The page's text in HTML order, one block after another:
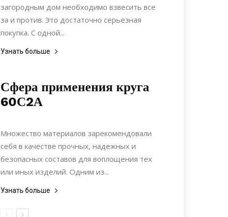
загородным дом необходимо взвесить все
за и против. Это достаточно серьезная
покупка. С одной...
Узнать больше
Сфера применения круга
60С2А
25.10.2019
Множество материалов зарекомендовали
себя в качестве прочных, надежных и
безопасных составов для воплощения тех
или иных изделий. Одним из...
Узнать больше